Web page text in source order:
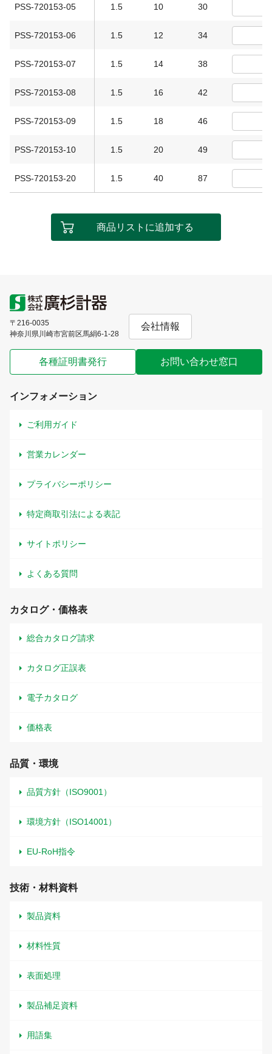
PSS-720153-05 1.5 10 30
PSS-720153-06 1.5 12 34
PSS-720153-07 1.5 14 38
PSS-720153-08 1.5 16 42
PSS-720153-09 1.5 18 46
PSS-720153-10 1.5 20 49
PSS-720153-20 1.5 40 87
商品リストに追加する
〒216-0035
神奈川県川崎市宮前区馬絹6-1-28
会社情報
各種証明書発行 お問い合わせ窓口
インフォメーション
ご利用ガイド
営業カレンダー
プライバシーポリシー
特定商取引法による表記
サイトポリシー
よくある質問
カタログ・価格表
総合カタログ請求
カタログ正誤表
電子カタログ
価格表
品質・環境
品質方針（ISO9001）
環境方針（ISO14001）
EU-RoH指令
技術・材料資料
製品資料
材料性質
表面処理
製品補足資料
用語集